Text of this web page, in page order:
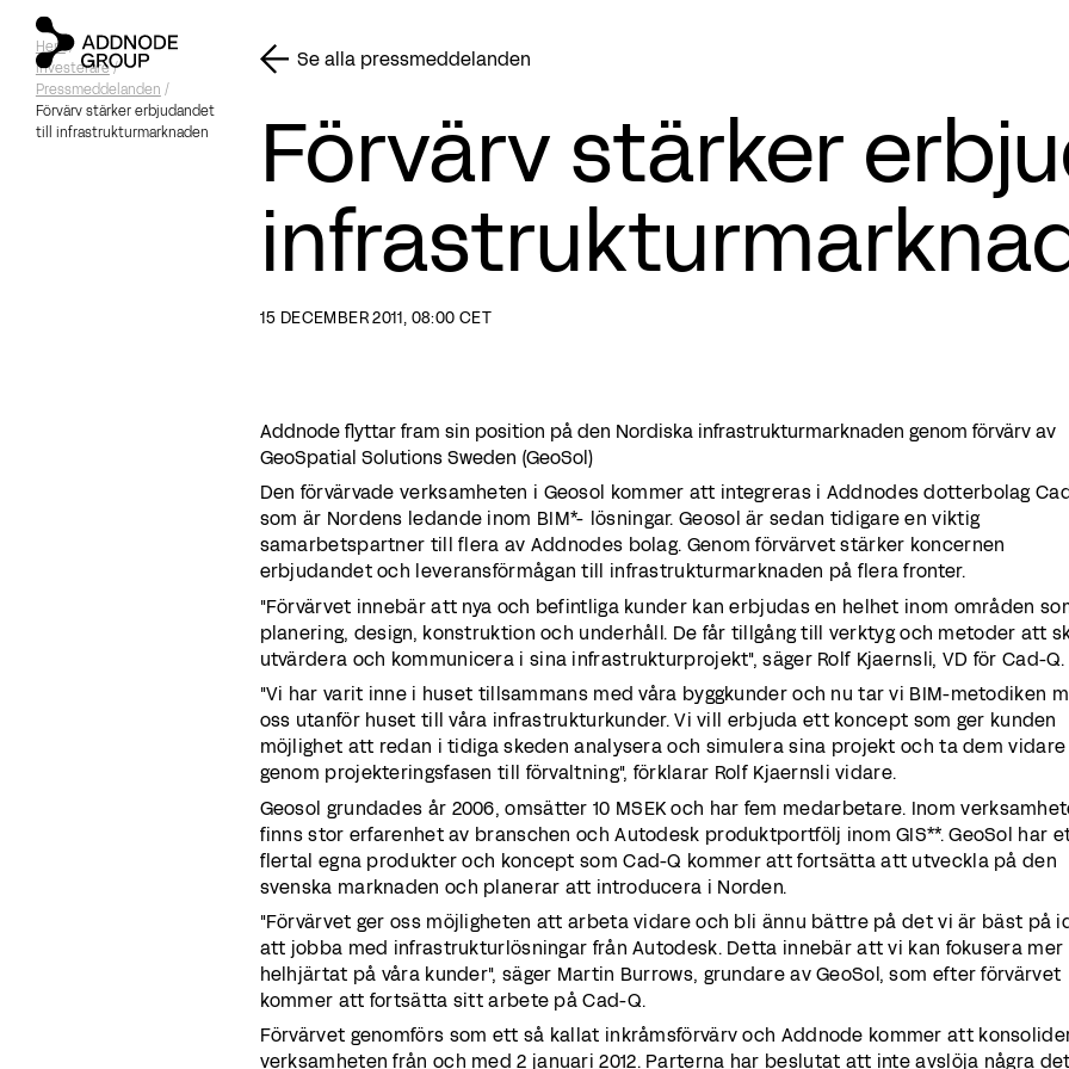
Hem/
Investerare/
Pressmeddelanden /
Förvärv stärker erbjudandet
till infrastrukturmarknaden
Se alla pressmeddelanden
Förvärv stärker
15 DECEMBER 2011, 08:00 CET
Addnode flyttar fram sin position på den Nordiska infrastrukturmarknaden genom förvärv av
GeoSpatial Solutions Sweden (GeoSol)
Den förvärvade verksamheten i Geosol kommer att integreras i Addnodes dotterbolag
som är Nordens ledande inom BIM*- lösningar. Geosol är sedan tidigare en viktig
samarbetspartner till flera av Addnodes bolag. Genom förvärvet stärker koncernen
erbjudandet och leveransförmågan till infrastrukturmarknaden på flera fronter.
"Förvärvet innebär att nya och befintliga kunder kan erbjudas en helhet inom områden
planering, design, konstruktion och underhåll. De får tillgång till verktyg och metoder att
utvärdera och kommunicera i sina infrastrukturprojekt", säger Rolf Kjaernsli, VD för Cad-Q.
"Vi har varit inne i huset tillsammans med våra byggkunder och nu tar vi BIM-metodiken
oss utanför huset till våra infrastrukturkunder. Vi vill erbjuda ett koncept som ger kunden
möjlighet att redan i tidiga skeden analysera och simulera sina projekt och ta dem vidare
genom projekteringsfasen till förvaltning", förklarar Rolf Kjaernsli vidare.
Geosol grundades år 2006, omsätter 10 MSEK och har fem medarbetare. Inom
finns stor erfarenhet av branschen och Autodesk produktportfölj inom GIS**. GeoSol har
flertal egna produkter och koncept som Cad-Q kommer att fortsätta att utveckla på den
svenska marknaden och planerar att introducera i Norden.
"Förvärvet ger oss möjligheten att arbeta vidare och bli ännu bättre på det vi är bäst på
att jobba med infrastrukturlösningar från Autodesk. Detta innebär att vi kan fokusera mer
helhjärtat på våra kunder", säger Martin Burrows, grundare av GeoSol, som efter förvärvet
kommer att fortsätta sitt arbete på Cad-Q.
Förvärvet genomförs som ett så kallat inkråmsförvärv och Addnode kommer att
verksamheten från och med 2 januari 2012. Parterna har beslutat att inte avslöja några